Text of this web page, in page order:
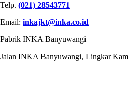
Telp. (021) 28543771
Email: inkajkt@inka.co.id
Pabrik INKA Banyuwangi
Jalan INKA Banyuwangi, Lingkar